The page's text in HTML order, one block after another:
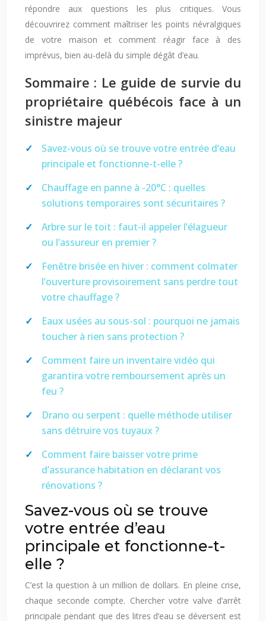
répondre aux questions les plus critiques. Vous
découvrirez comment maîtriser les points névralgiques
de votre maison et comment réagir face à des
imprévus, bien au-delà du simple dégât d’eau.
Sommaire : Le guide de survie du
propriétaire québécois face à un
sinistre majeur
Savez-vous où se trouve votre entrée d’eau
principale et fonctionne-t-elle ?
Chauffage en panne à -20°C : quelles
solutions temporaires sont sécuritaires ?
Arbre sur le toit : faut-il appeler l’élagueur
ou l’assureur en premier ?
Fenêtre brisée en hiver : comment colmater
l’ouverture provisoirement sans perdre tout
votre chauffage ?
Eaux usées au sous-sol : pourquoi ne jamais
toucher à rien sans protection ?
Comment faire un inventaire vidéo qui
garantira votre remboursement après un
feu ?
Drano ou serpent : quelle méthode utiliser
sans détruire vos tuyaux ?
Comment faire baisser votre prime
d’assurance habitation en déclarant vos
rénovations ?
Savez-vous où se trouve
votre entrée d’eau
principale et fonctionne-t-
elle ?
C’est la question à un million de dollars. En pleine crise,
chaque seconde compte. Chercher votre valve d’arrêt
principale pendant que des litres d’eau se déversent est